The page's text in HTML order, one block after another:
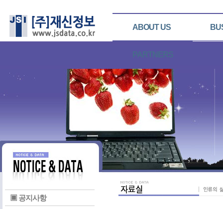
ABOUT US
PARTNERS
▣ 공지사항